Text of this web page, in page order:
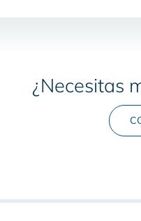
¿Necesitas